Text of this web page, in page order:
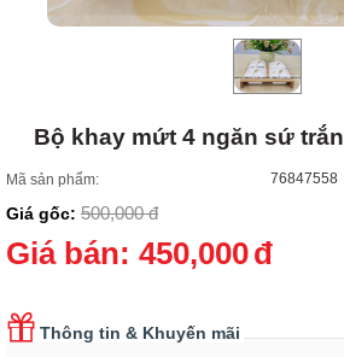
Bộ khay mứt 4 ngăn sứ
Mã sản phẩm: 76847558
Giá gốc: 500,000 đ
Giá bán: 450,000đ
Thông tin & Khuyến mãi